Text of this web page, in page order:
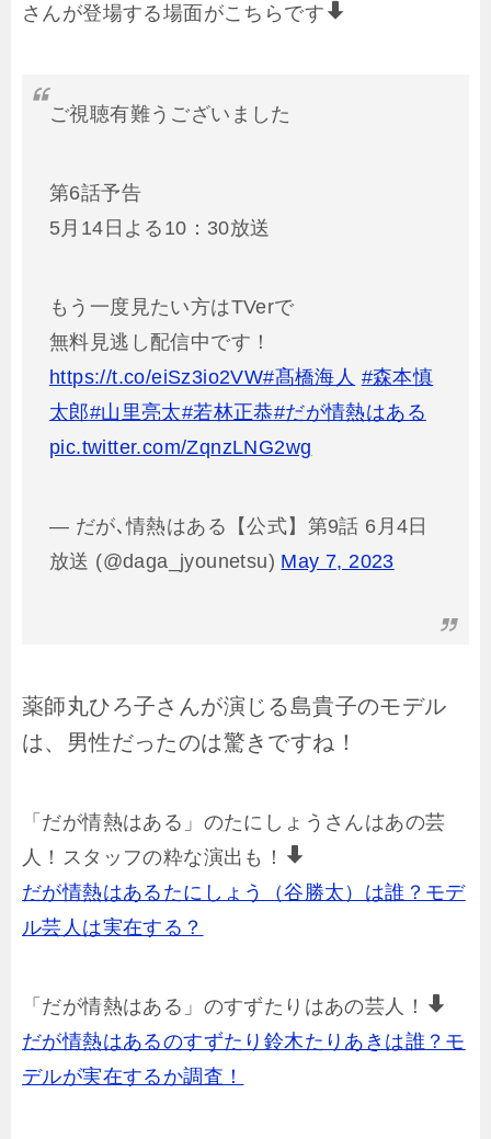
さんが登場する場面がこちらです
ご視聴有難うございました
第6話予告
5月14日よる10：30放送
もう一度見たい方はTVerで
無料見逃し配信中です！
https://t.co/eiSz3io2VW#髙橋海人 #森本慎
太郎#山里亮太#若林正恭#だが情熱はある
pic.twitter.com/ZqnzLNG2wg
— だが､情熱はある【公式】第9話 6月4日
放送 (@daga_jyounetsu) May 7, 2023
薬師丸ひろ子さんが演じる島貴子のモデル
は、男性だったのは驚きですね！
「だが情熱はある」のたにしょうさんはあの芸
人！スタッフの粋な演出も！
だが情熱はあるたにしょう（谷勝太）は誰？モデ
ル芸人は実在する？
「だが情熱はある」のすずたりはあの芸人！
だが情熱はあるのすずたり鈴木たりあきは誰？モ
デルが実在するか調査！